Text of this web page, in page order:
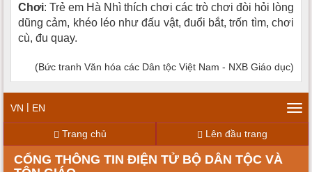
Chơi: Trẻ em Hà Nhì thích chơi các trò chơi đòi hỏi lòng
dũng cảm, khéo léo như đấu vật, đuổi bắt, trốn tìm, chơi
cù, đu quay.
(Bức tranh Văn hóa các Dân tộc Việt Nam - NXB Giáo dục)
VN | EN
Trang chủ
Lên đầu trang
CỔNG THÔNG TIN ĐIỆN TỬ BỘ DÂN TỘC VÀ